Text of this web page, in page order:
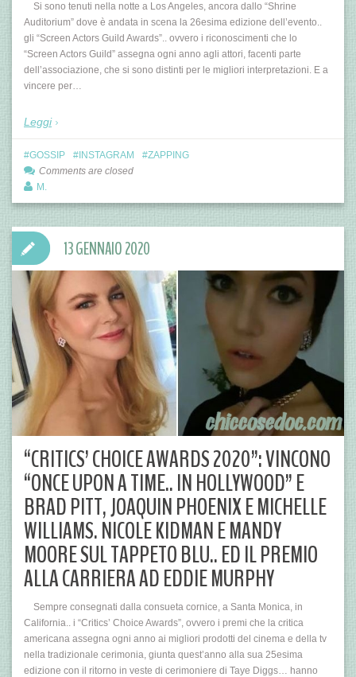
Si sono tenuti nella notte a Los Angeles, ancora dallo “Shrine
Auditorium” dove è andata in scena la 26esima edizione dell’evento..
gli “Screen Actors Guild Awards”.. ovvero i riconoscimenti che lo
“Screen Actors Guild” assegna ogni anno agli attori, facenti parte
dell’associazione, che si sono distinti per le migliori interpretazioni. E a
vincere per…
Leggi
GOSSIP INSTAGRAM
ZAPPING
Comments are closed
M.
“CRITICS’ CHOICE AWARDS 2020”: VINCONO
“ONCE UPON A TIME.. IN HOLLYWOOD” E
BRAD PITT, JOAQUIN PHOENIX E MICHELLE
WILLIAMS. NICOLE KIDMAN E MANDY
MOORE SUL TAPPETO BLU.. ED IL PREMIO
ALLA CARRIERA AD EDDIE MURPHY
Sempre consegnati dalla consueta cornice, a Santa Monica, in
California.. i “Critics’ Choice Awards”, ovvero i premi che la critica
americana assegna ogni anno ai migliori prodotti del cinema e della tv
nella tradizionale cerimonia, giunta quest’anno alla sua 25esima
edizione con il ritorno in veste di cerimoniere di Taye Diggs… hanno
13 GENNAIO 2020